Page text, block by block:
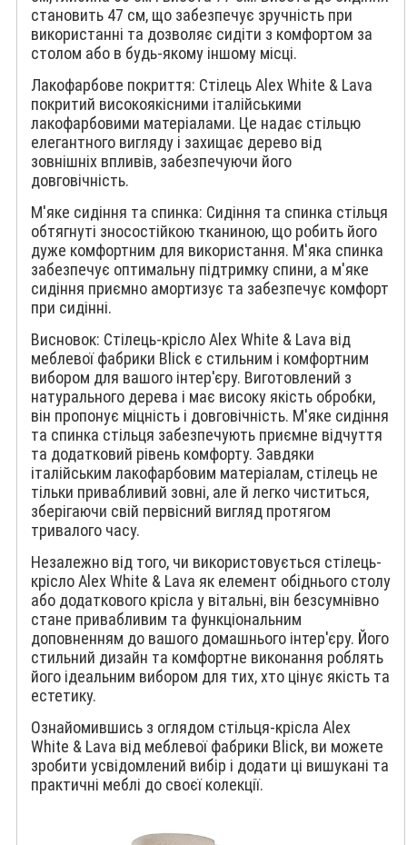
становить 47 см, що забезпечує зручність при
використанні та дозволяє сидіти з комфортом за
столом або в будь-якому іншому місці.
Лакофарбове покриття: Стілець Alex White & Lava
покритий високоякісними італійськими
лакофарбовими матеріалами. Це надає стільцю
елегантного вигляду і захищає дерево від
зовнішніх впливів, забезпечуючи його
довговічність.
М'яке сидіння та спинка: Сидіння та спинка стільця
обтягнуті зносостійкою тканиною, що робить його
дуже комфортним для використання. М'яка спинка
забезпечує оптимальну підтримку спини, а м'яке
сидіння приємно амортизує та забезпечує комфорт
при сидінні.
Висновок: Стілець-крісло Alex White & Lava від
меблевої фабрики Blick є стильним і комфортним
вибором для вашого інтер'єру. Виготовлений з
натурального дерева і має високу якість обробки,
він пропонує міцність і довговічність. М'яке сидіння
та спинка стільця забезпечують приємне відчуття
та додатковий рівень комфорту. Завдяки
італійським лакофарбовим матеріалам, стілець не
тільки привабливий зовні, але й легко чиститься,
зберігаючи свій первісний вигляд протягом
тривалого часу.
Незалежно від того, чи використовується стілець-
крісло Alex White & Lava як елемент обіднього столу
або додаткового крісла у вітальні, він безсумнівно
стане привабливим та функціональним
доповненням до вашого домашнього інтер'єру. Його
стильний дизайн та комфортне виконання роблять
його ідеальним вибором для тих, хто цінує якість та
естетику.
Ознайомившись з оглядом стільця-крісла Alex
White & Lava від меблевої фабрики Blick, ви можете
зробити усвідомлений вибір і додати ці вишукані та
практичні меблі до своєї колекції.